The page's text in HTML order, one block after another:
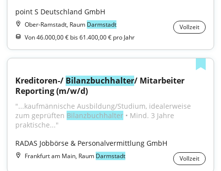
point S Deutschland GmbH
Ober-Ramstadt, Raum Darmstadt
Vollzeit
Von 46.000,00 € bis 61.400,00 € pro Jahr
Kreditoren-/ Bilanzbuchhalter/ Mitarbeiter
Reporting (m/w/d)
"...kaufmännische Ausbildung/Studium, idealerweise
zum geprüften Bilanzbuchhalter • Mind. 3 Jahre
praktische..."
RADAS Jobbörse & Personalvermittlung GmbH
Frankfurt am Main, Raum Darmstadt Vollzeit